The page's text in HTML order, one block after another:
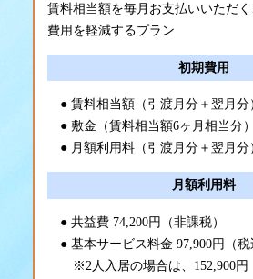
賃料相当額を毎月お支払いいただ
費用を軽減するプラン
初期費用
賃料相当額（引渡月分＋翌月分
敷金（賃料相当額6ヶ月相当分）
月額利用料（引渡月分＋翌月分
月額利用料
共益費 74,200円（非課税）
基本サービス料金 97,900円（税
※2人入居の場合は、152,900円